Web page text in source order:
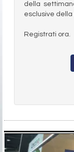
della
esclusive
Registrati ora.